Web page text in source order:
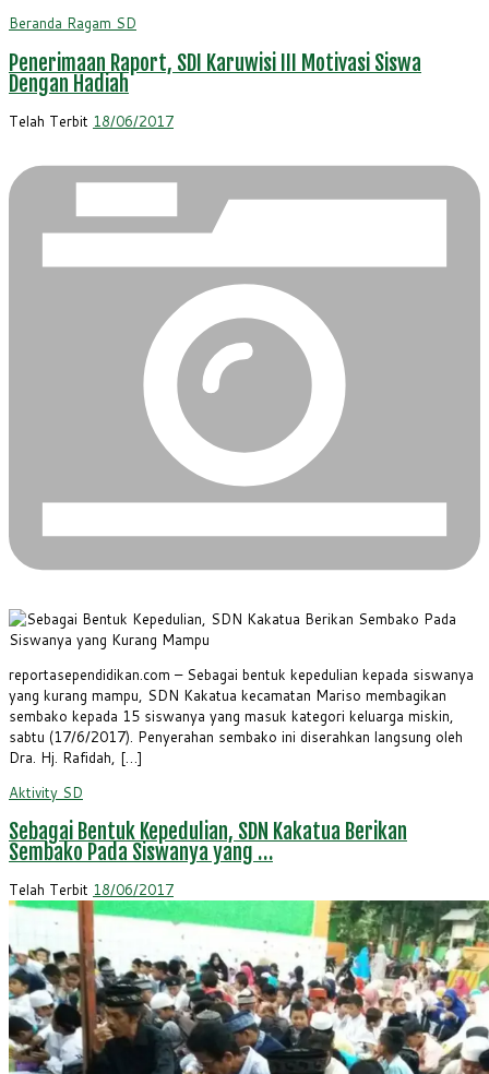
Beranda Ragam SD
Penerimaan Raport, SDI Karuwisi III Motivasi Siswa
Dengan Hadiah
Telah Terbit 18/06/2017
reportasependidikan.com – Sebagai bentuk kepedulian kepada siswanya
yang kurang mampu, SDN Kakatua kecamatan Mariso membagikan
sembako kepada 15 siswanya yang masuk kategori keluarga miskin,
sabtu (17/6/2017). Penyerahan sembako ini diserahkan langsung oleh
Dra. Hj. Rafidah, […]
Aktivity SD
Sebagai Bentuk Kepedulian, SDN Kakatua Berikan
Sembako Pada Siswanya yang …
Telah Terbit 18/06/2017